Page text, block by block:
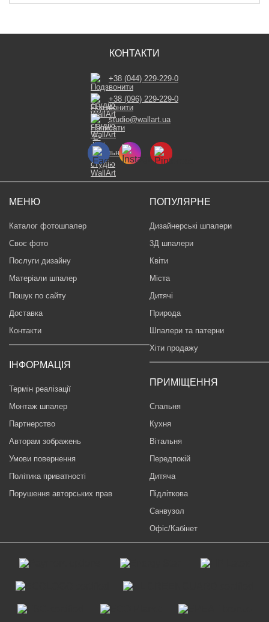
МЕНЮ
Каталог фотошпалер
Своє фото
Послуги дизайну
Матеріали шпалер
Пошук по сайту
Доставка
Контакти
ІНФОРМАЦІЯ
Термін реалізації
Монтаж шпалер
Партнерство
Авторам зображень
Умови повернення
Політика приватності
Порушення авторських прав
ПОПУЛЯРНЕ
Дизайнерські шпалери
3Д шпалери
Квіти
Міста
Дитячі
Природа
Шпалери та патерни
Хіти продажу
ПРИМІЩЕННЯ
Спальня
Кухня
Вітальня
Передпокій
Дитяча
Підліткова
Санвузол
Офіс/Кабінет
КОНТАКТИ
+38 (044) 229-229-0
+38 (096) 229-229-0
studio@wallart.ua